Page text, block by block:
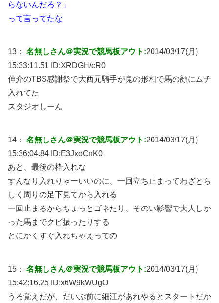
らないんだろ？」
って言ってたな
13： 名無しさん＠実況で競馬板アウト:2014/03/17(月)
15:33:11.51 ID:XRDGH/cR0
伸介のTBS感謝祭で大西元騎手が鬼の形相で馬の顔にムチ
入れてた
スタジオしーん
14： 名無しさん＠実況で競馬板アウト:2014/03/17(月)
15:36:04.84 ID:E3JxoCnK0
あと、最後の枠入れな
すんなり入れりゃーいいのに、一回立ち止まってわざとら
しく周りの足下見てから入れる
一回止まるからちょっとゴネたり、そのい影響で大人しか
った馬までクビ振ったりする
とにかくすぐ入れちゃえっての
15： 名無しさん＠実況で競馬板アウト:2014/03/17(月)
15:42:16.25 ID:x6W9kWUgO
うろ覚えだが、だいぶ前に細江があれやるとスタートだか